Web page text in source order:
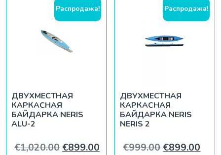
Распродажа!
ДВУХМЕСТНАЯ
КАРКАСНАЯ
БАЙДАРКА NERIS
ALU-2
€1,020.00 Первоначальная цена
€899.00 Текущая цена: €899.00.
Распродажа!
ДВУХМЕСТНАЯ
КАРКАСНАЯ
БАЙДАРКА NERIS
NERIS 2
€999.00€899.00